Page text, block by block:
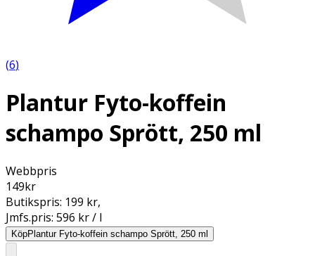
(6)
Plantur Fyto-koffein
schampo Sprött, 250 ml
Webbpris
149kr
Butikspris: 199 kr,
Jmfs.pris: 596 kr / l
KöpPlantur Fyto-koffein schampo Sprött, 250 ml